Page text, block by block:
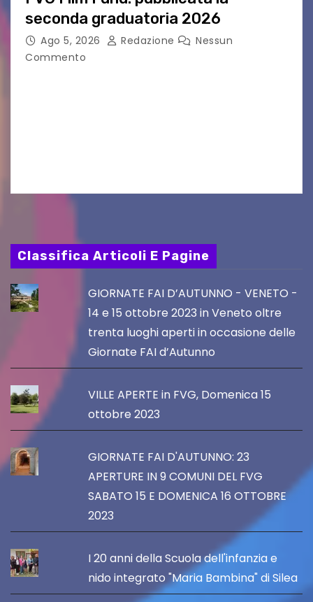
seconda graduatoria 2026
Ago 5, 2026 Redazione
Nessun
Commento
Classifica Articoli E Pagine
GIORNATE FAI D’AUTUNNO - VENETO -
14 e 15 ottobre 2023 in Veneto oltre
trenta luoghi aperti in occasione delle
Giornate FAI d’Autunno
VILLE APERTE in FVG, Domenica 15
ottobre 2023
GIORNATE FAI D'AUTUNNO: 23
APERTURE IN 9 COMUNI DEL FVG
SABATO 15 E DOMENICA 16 OTTOBRE
2023
I 20 anni della Scuola dell'infanzia e
nido integrato "Maria Bambina" di Silea